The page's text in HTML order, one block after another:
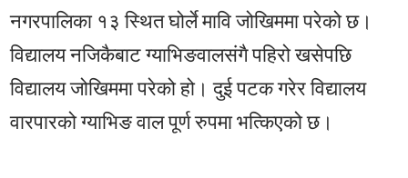
नगरपालिका १३ स्थित घोर्ले मावि जोखिममा परेको छ।
विद्यालय नजिकैबाट ग्याभिङवालसंगै पहिरो खसेपछि
विद्यालय जोखिममा परेको हो। दुई पटक गरेर विद्यालय
वारपारको ग्याभिङ वाल पूर्ण रुपमा भत्किएको छ।